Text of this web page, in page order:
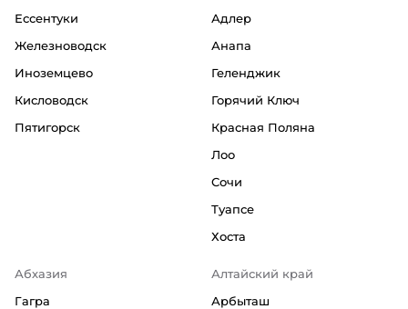
Ессентуки
Железноводск
Иноземцево
Кисловодск
Пятигорск
Адлер
Анапа
Геленджик
Горячий Ключ
Красная Поляна
Лоо
Сочи
Туапсе
Хоста
Абхазия
Гагра
Алтайский край
Арбыташ